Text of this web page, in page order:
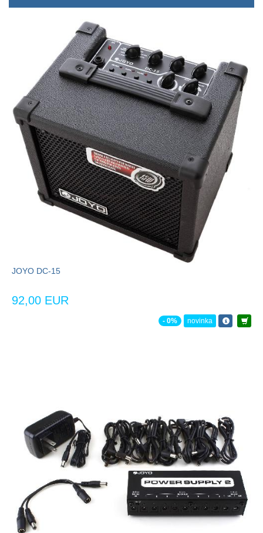
JOYO DC-15
92,00 EUR
- 0% novinka